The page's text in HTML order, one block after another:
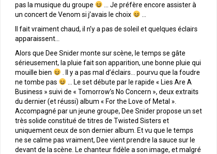
pas la musique du groupe
… Je préfère encore assister à
un concert de Venom si j’avais le choix
Il fait vraiment chaud, il n’y a pas de soleil et quelques éclairs
apparaissent…
Alors que Dee Snider monte sur scène, le temps se gâte
sérieusement, la pluie fait son apparition, une bonne pluie qui
mouille bien
. Il y a pas mal d’éclairs… pourvu que la foudre
ne tombe pas
… Le set débute par le rapide « Lies Are A
Business » suivi de « Tomorrow’s No Concern », deux extraits
du dernier (et réussi) album « For the Love of Metal ».
Accompagné par un jeune groupe, Dee Snider propose un set
très solide constitué de titres de Twisted Sisters et
uniquement ceux de son dernier album. Et vu que le temps
ne se calme pas vraiment, Dee vient prendre la sauce sur le
devant de la scène. Le chanteur fidèle a son image, et malgré